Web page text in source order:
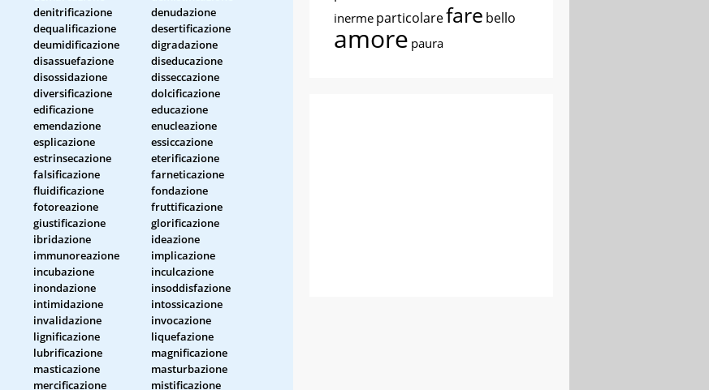
denitrificazione
denudazione
dequalificazione
desertificazione
deumidificazione
digradazione
disassuefazione
diseducazione
disossidazione
disseccazione
diversificazione
dolcificazione
edificazione
educazione
emendazione
enucleazione
esplicazione
essiccazione
estrinsecazione
eterificazione
falsificazione
farneticazione
fluidificazione
fondazione
fotoreazione
fruttificazione
giustificazione
glorificazione
ibridazione
ideazione
immunoreazione
implicazione
incubazione
inculcazione
inondazione
insoddisfazione
intimidazione
intossicazione
invalidazione
invocazione
lignificazione
liquefazione
lubrificazione
magnificazione
masticazione
masturbazione
mercificazione
mistificazione
inerme particolarefare bello
amore paura